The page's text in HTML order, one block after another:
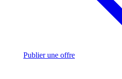
Publier une offre